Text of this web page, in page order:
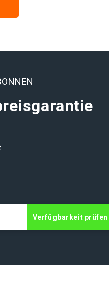
Verfügbarkeit prüfen